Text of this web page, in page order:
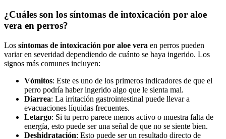
¿Cuáles son los síntomas de intoxicación por aloe
vera en perros?
Los síntomas de intoxicación por aloe vera en perros pueden
variar en severidad dependiendo de cuánto se haya ingerido. Los
signos más comunes incluyen:
Vómitos: Este es uno de los primeros indicadores de que el
perro podría haber ingerido algo que le sienta mal.
Diarrea: La irritación gastrointestinal puede llevar a
evacuaciones líquidas frecuentes.
Letargo: Si tu perro parece menos activo o muestra falta de
energía, esto puede ser una señal de que no se siente bien.
Deshidratación: Esto puede ser un resultado directo de